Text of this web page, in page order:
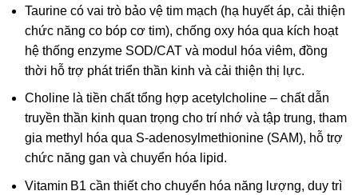
Taurine có vai trò bảo vệ tim mạch (hạ huyết áp, cải thiện
chức năng co bóp cơ tim), chống oxy hóa qua kích hoạt
hệ thống enzyme SOD/CAT và modul hóa viêm, đồng
thời hỗ trợ phát triển thần kinh và cải thiện thị lực.
Choline là tiền chất tổng hợp acetylcholine – chất dẫn
truyền thần kinh quan trọng cho trí nhớ và tập trung, tham
gia methyl hóa qua S‑adenosylmethionine (SAM), hỗ trợ
chức năng gan và chuyển hóa lipid.
Vitamin B1 cần thiết cho chuyển hóa năng lượng, duy trì